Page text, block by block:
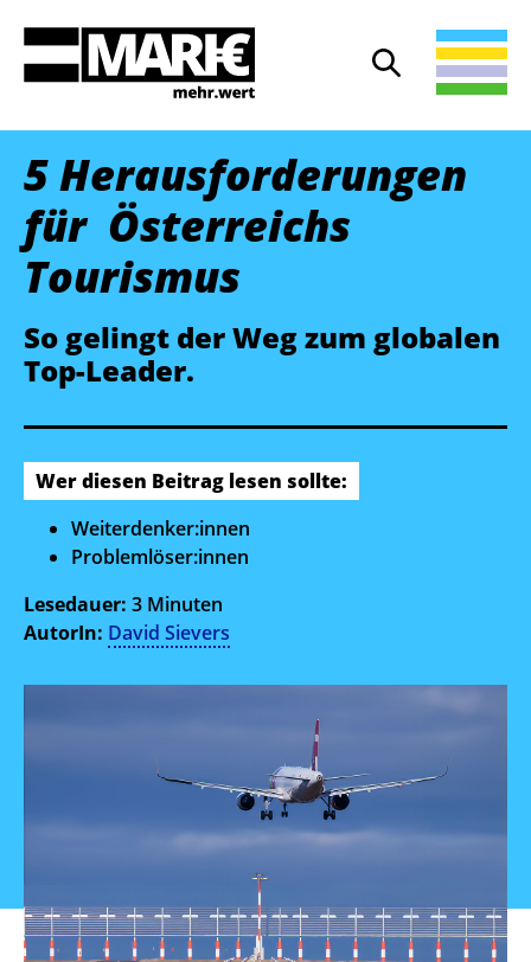
Suche öffnen
Suche
5 Heraus­forderungen
für Österreichs
Tourismus
So gelingt der Weg zum globalen
Top-Leader.
Wer diesen Beitrag lesen sollte:
Weiterdenker:innen
Problemlöser:innen
Lesedauer: 3 Minuten
AutorIn: David Sievers